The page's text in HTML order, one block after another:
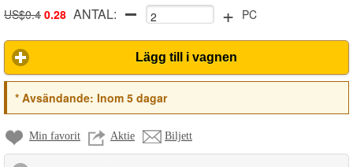
US$0.4 0.28 ANTAL: + PC
Lägg till i vagnen
*Avsändande: Inom 5 dagar
Min favorit Aktie Biljett